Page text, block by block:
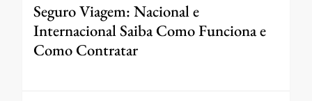
Seguro Viagem: Nacional e
Internacional Saiba Como Funciona e
Como Contratar